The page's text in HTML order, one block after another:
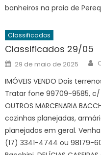
banheiros na praia de
Classificados
Classificados 29/05
Posted
on
29 de maio de 2025
IMÓVEIS VENDO Dois
Tratar fone 99709-9585, c/
OUTROS MARCENARIA
cozinhas planejadas,
planejados em geral.
(17) 3341-4744 ou 98179-